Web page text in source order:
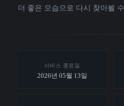
더 좋은 모습으로 다시 찾아뵐
서비스 종료일
2026년 05월 13일